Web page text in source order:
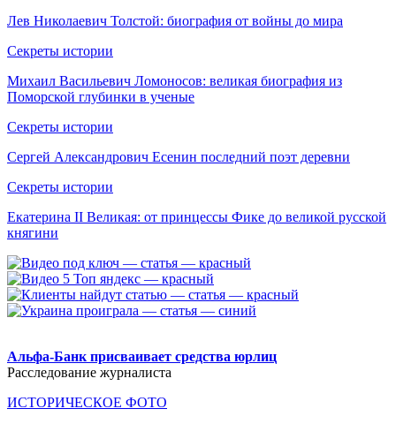
Лев Николаевич Толстой: биография от войны до мира
Секреты истории
Михаил Васильевич Ломоносов: великая биография из
Поморской глубинки в ученые
Секреты истории
Сергей Александрович Есенин последний поэт деревни
Секреты истории
Екатерина II Великая: от принцессы Фике до великой русской
княгини
Альфа-Банк присваивает средства юрлиц
Расследование журналиста
ИСТОРИЧЕСКОЕ ФОТО